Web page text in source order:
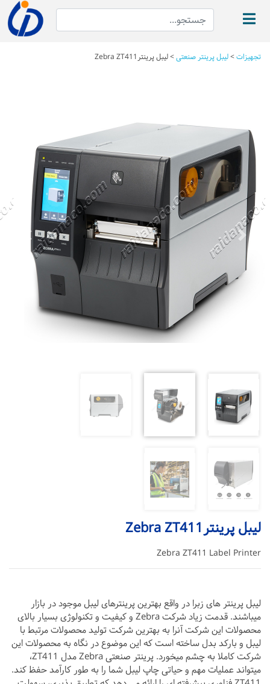
تجهیزات>لیبل پرینتر صنعتی>لیبل پرینترZebra ZT411
Previous
لیبل پرینترZebra ZT411
Zebra ZT411 Label Printer
لیبل پرینتر های زبرا در واقع بهترین پرینترهای لیبل موجود در بازار
میباشند. قدمت زیاد شرکت Zebra و کیفیت و تکنولوژی بسیار بالای
محصولات این شرکت آنرا به بهترین شرکت تولید محصولات مرتبط با
لیبل و بارکد بدل ساخته است که این موضوع در نگاه به محصولات این
شرکت کاملا به چشم میخورد. پرینتر صنعتی Zebra مدل ZT411،
میتواند عملیات مهم و حیاتی چاپ لیبل شما را به طور کارآمد حفظ کند.